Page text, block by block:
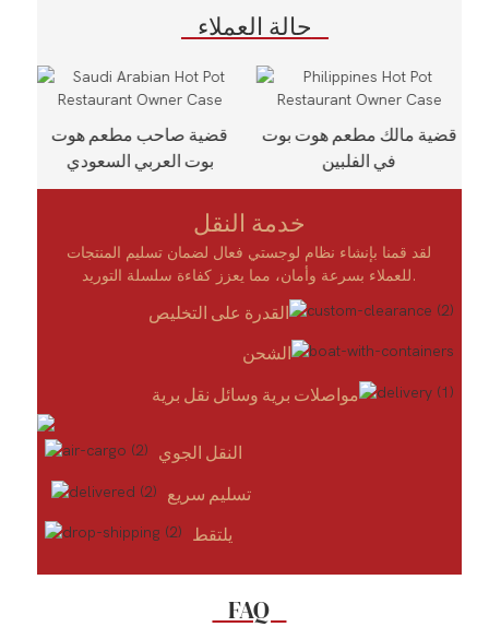
قضية صاحب مطعم هوت
بوت العربي السعودي
قضية مالك مطعم هوت بوت
في الفلبين
خدمة النقل
لقد قمنا بإنشاء نظام لوجستي فعال لضمان تسليم المنتجات
للعملاء بسرعة وأمان، مما يعزز كفاءة سلسلة التوريد.
القدرة على التخليص
الشحن
مواصلات برية وسائل نقل برية
النقل الجوي
تسليم سريع
يلتقط
FAQ